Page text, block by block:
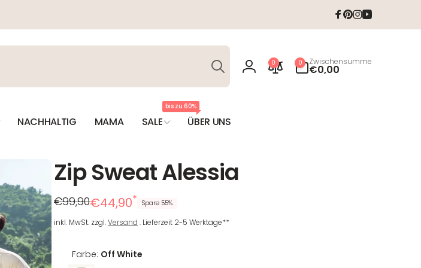
Facebook
Pinterest
Instagram
YouTube
Suchen
Einloggen
0 0
Artikel
Zwischensumme
€0,00
NACHHALTIG MAMA SALE
bis zu 60%
ÜBER UNS
Zip Sweat Alessia
Regulärer
Preis
€99,90
Reduzierter
Preis
€44,90* Spare 55%
inkl. MwSt. zzgl.Versand . Lieferzeit 2-5 Werktage**
Farbe: Off White